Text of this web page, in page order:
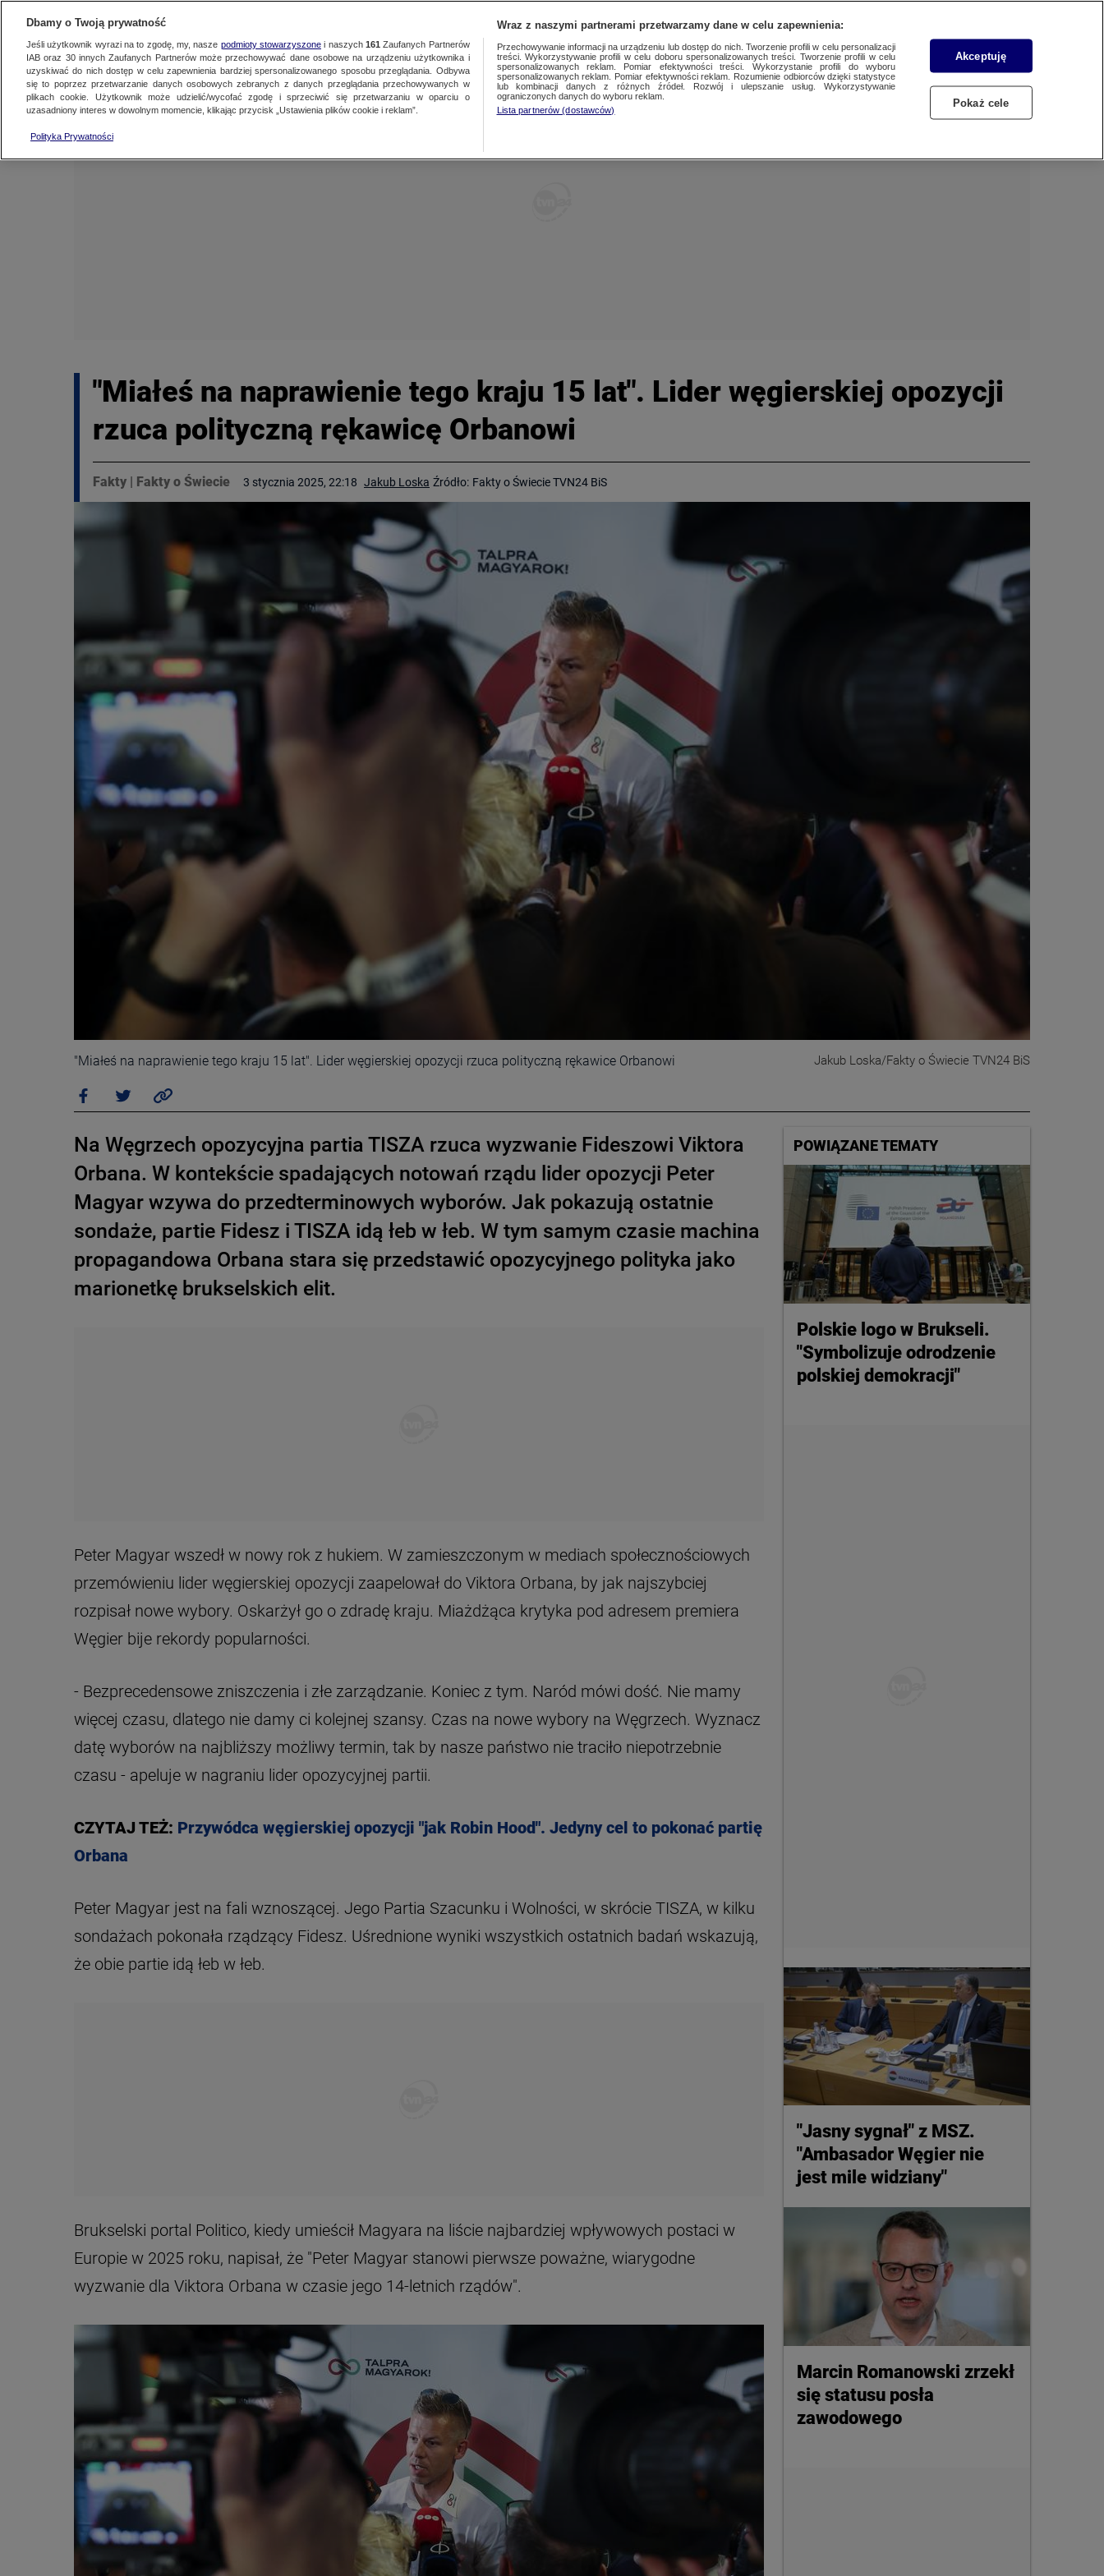
FAKTY PO FAKTACH FAKTY O ŚWIECIE
Dzień dobry!
ZALOGUJ SIĘ
"Miałeś na naprawienie tego kraju 15 lat". Lider węgierskiej opozycji
rzuca polityczną rękawicę Orbanowi
Fakty | Fakty o Świecie 3 stycznia 2025, 22:18 Jakub Loska Źródło: Fakty o Świecie TVN24 BiS
"Miałeś na naprawienie tego kraju 15 lat". Lider węgierskiej opozycji rzuca polityczną rękawice Orbanowi Jakub Loska/Fakty o Świecie TVN24 BiS
Na Węgrzech opozycyjna partia TISZA rzuca wyzwanie Fideszowi Viktora
Orbana. W kontekście spadających notowań rządu lider opozycji Peter
Magyar wzywa do przedterminowych wyborów. Jak pokazują ostatnie
sondaże, partie Fidesz i TISZA idą łeb w łeb. W tym samym czasie machina
propagandowa Orbana stara się przedstawić opozycyjnego polityka jako
marionetkę brukselskich elit.
Peter Magyar wszedł w nowy rok z hukiem. W zamieszczonym w mediach społecznościowych
przemówieniu lider węgierskiej opozycji zaapelował do Viktora Orbana, by jak najszybciej
rozpisał nowe wybory. Oskarżył go o zdradę kraju. Miażdżąca krytyka pod adresem premiera
Węgier bije rekordy popularności.
- Bezprecedensowe zniszczenia i złe zarządzanie. Koniec z tym. Naród mówi dość. Nie mamy
więcej czasu, dlatego nie damy ci kolejnej szansy. Czas na nowe wybory na Węgrzech. Wyznacz
datę wyborów na najbliższy możliwy termin, tak by nasze państwo nie traciło niepotrzebnie
czasu - apeluje w nagraniu lider opozycyjnej partii.
CZYTAJ TEŻ: Przywódca węgierskiej opozycji "jak Robin Hood". Jedyny cel to pokonać partię
Orbana
Peter Magyar jest na fali wznoszącej. Jego Partia Szacunku i Wolności, w skrócie TISZA, w kilku
sondażach pokonała rządzący Fidesz. Uśrednione wyniki wszystkich ostatnich badań wskazują,
że obie partie idą łeb w łeb.
Brukselski portal Politico, kiedy umieścił Magyara na liście najbardziej wpływowych postaci w
Europie w 2025 roku, napisał, że "Peter Magyar stanowi pierwsze poważne, wiarygodne
wyzwanie dla Viktora Orbana w czasie jego 14-letnich rządów".
POWIĄZANE TEMATY
Polskie logo w Brukseli.
"Symbolizuje odrodzenie
polskiej demokracji"
"Jasny sygnał" z MSZ.
"Ambasador Węgier nie
jest mile widziany"
Marcin Romanowski zrzekł
się statusu posła
zawodowego
Dbamy o Twoją prywatność
Jeśli użytkownik wyrazi na to zgodę, my, nasze podmioty stowarzyszonei naszych 161 Zaufanych Partnerów
IAB oraz 30innych Zaufanych Partnerów może przechowywać dane osobowe na urządzeniu użytkownika i
uzyskiwać do nich dostęp w celu zapewnienia bardziej spersonalizowanego sposobu przeglądania. Odbywa
się to poprzez przetwarzanie danych osobowych zebranych z danych przeglądania przechowywanych w
plikach cookie. Użytkownik może udzielić/wycofać zgodę i sprzeciwić się przetwarzaniu w oparciu o
uzasadniony interes w dowolnym momencie, klikając przycisk „Ustawienia plików cookie i reklam”.
Polityka Prywatności
Wraz z naszymi partnerami przetwarzamy dane w celu zapewnienia:
Przechowywanie informacji na urządzeniu lub dostęp do nich. Tworzenie profili w celu personalizacji
treści. Wykorzystywanie profili w celu doboru spersonalizowanych treści. Tworzenie profili w celu
spersonalizowanych reklam. Pomiar efektywności treści. Wykorzystanie profili do wyboru
spersonalizowanych reklam. Pomiar efektywności reklam. Rozumienie odbiorców dzięki statystyce
lub kombinacji danych z różnych źródeł. Rozwój i ulepszanie usług. Wykorzystywanie
ograniczonych danych do wyboru reklam.
Lista partnerów (dostawców)
Akceptuję
Pokaż cele